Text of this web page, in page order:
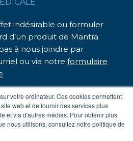
votre ordinateur. Ces cookies permettent
web et de fournir des services plus
et via d'autres médias. Pour obtenir plus
nous utilisons, consultez notre politique de
indésirable ou formuler
d’un produit de Mantra
à nous joindre par
ou via notre formulaire
.
vous assister.
: 1 833 248-7326